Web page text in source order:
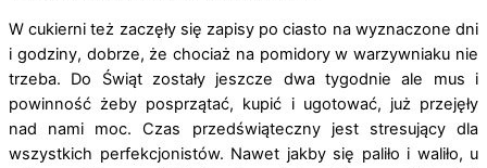
W cukierni też zaczęły się zapisy po ciasto na wyznaczone dni
i godziny, dobrze, że chociaż na pomidory w warzywniaku nie
trzeba. Do Świąt zostały jeszcze dwa tygodnie ale mus i
powinność żeby posprzątać, kupić i ugotować, już przejęły
nad nami moc. Czas przedświąteczny jest stresujący dla
wszystkich perfekcjonistów. Nawet jakby się paliło i waliło, u